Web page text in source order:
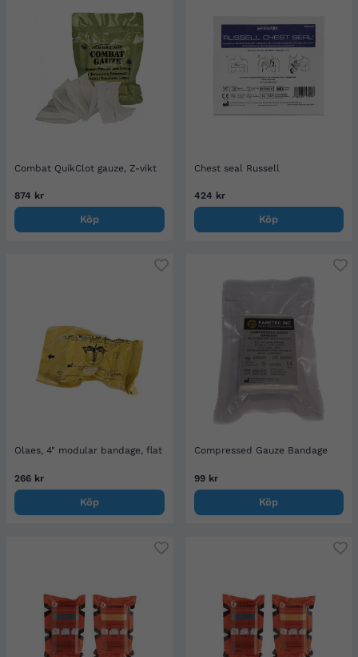
Combat QuikClot gauze, Z-vikt
874 kr
Köp
Chest seal Russell
424 kr
Köp
Olaes, 4" modular bandage, flat
266 kr
Köp
Compressed Gauze Bandage
99 kr
Köp